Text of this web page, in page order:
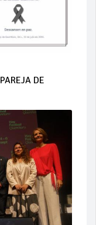
DE